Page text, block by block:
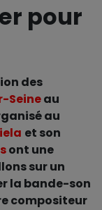
pour
des
Seineau
au
et son
ont une
sur un
la bande-son
compositeur